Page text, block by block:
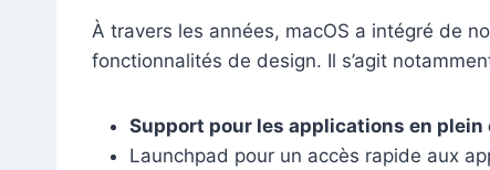
À travers les années, macOS a intégré de
fonctionnalités de design. Il s’agit
Support pour les applications en plein
Launchpad pour un accès rapide aux